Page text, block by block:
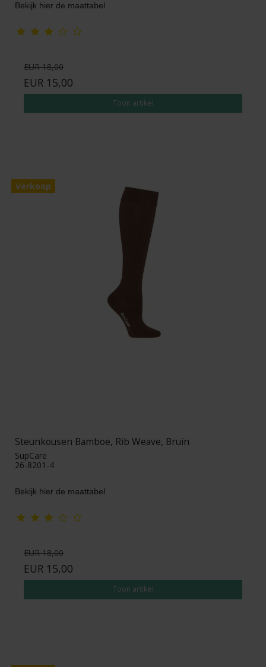
Bekijk hier de maattabel
EUR 18,00
EUR 15,00
Toon artikel
Verkoop
Steunkousen Bamboe, Rib Weave, Bruin
SupCare
26-8201-4
Bekijk hier de maattabel
EUR 18,00
EUR 15,00
Toon artikel